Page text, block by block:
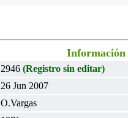
Información
2946 (Registro sin editar)
26 Jun 2007
O.Vargas